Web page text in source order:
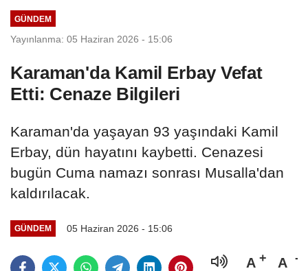
GÜNDEM
Yayınlanma: 05 Haziran 2026 - 15:06
Karaman'da Kamil Erbay Vefat
Etti: Cenaze Bilgileri
Karaman'da yaşayan 93 yaşındaki Kamil
Erbay, dün hayatını kaybetti. Cenazesi
bugün Cuma namazı sonrası Musalla'dan
kaldırılacak.
GÜNDEM 05 Haziran 2026 - 15:06
A A